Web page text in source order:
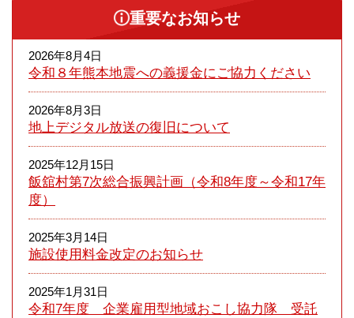
重要なお知らせ
2026年8月4日
令和８年熊本​地震への義援金にご協力ください
2026年8月3日
地上デジタル放送の復旧について
2025年12月15日
飯舘村第7次総合振興計画（令和8年度～令和17年
度）
2025年3月14日
施設使用料金改定のお知らせ
2025年1月31日
令和7年度 企業雇用型地域おこし協力隊 受託